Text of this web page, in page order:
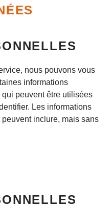
nous pouvons vous
informations
peuvent être utilisées
Les informations
inclure, mais sans